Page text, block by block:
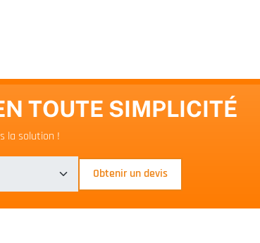
TOUTE SIMPLICITÉ
la solution !
Obtenir un devis